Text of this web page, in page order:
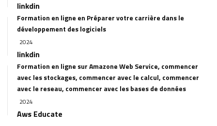
linkdin
Formation en ligne en Préparer votre carrière dans le
développement des logiciels
2024
linkdin
Formation en ligne sur Amazone Web Service, commencer
avec les stockages, commencer avec le calcul, commencer
avec le reseau, commencer avec les bases de données
2024
Aws Educate